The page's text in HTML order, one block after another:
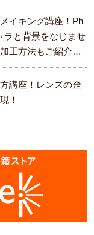
イキング講座！Ph
ラと背景をなじませ
工方法もご紹介し
講座！レンズの歪
！